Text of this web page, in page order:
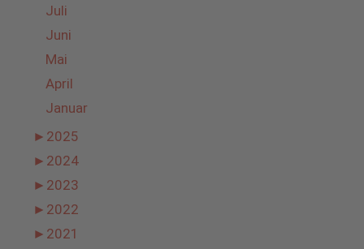
Juli
Juni
Mai
April
Januar
► 2025
► 2024
► 2023
► 2022
► 2021